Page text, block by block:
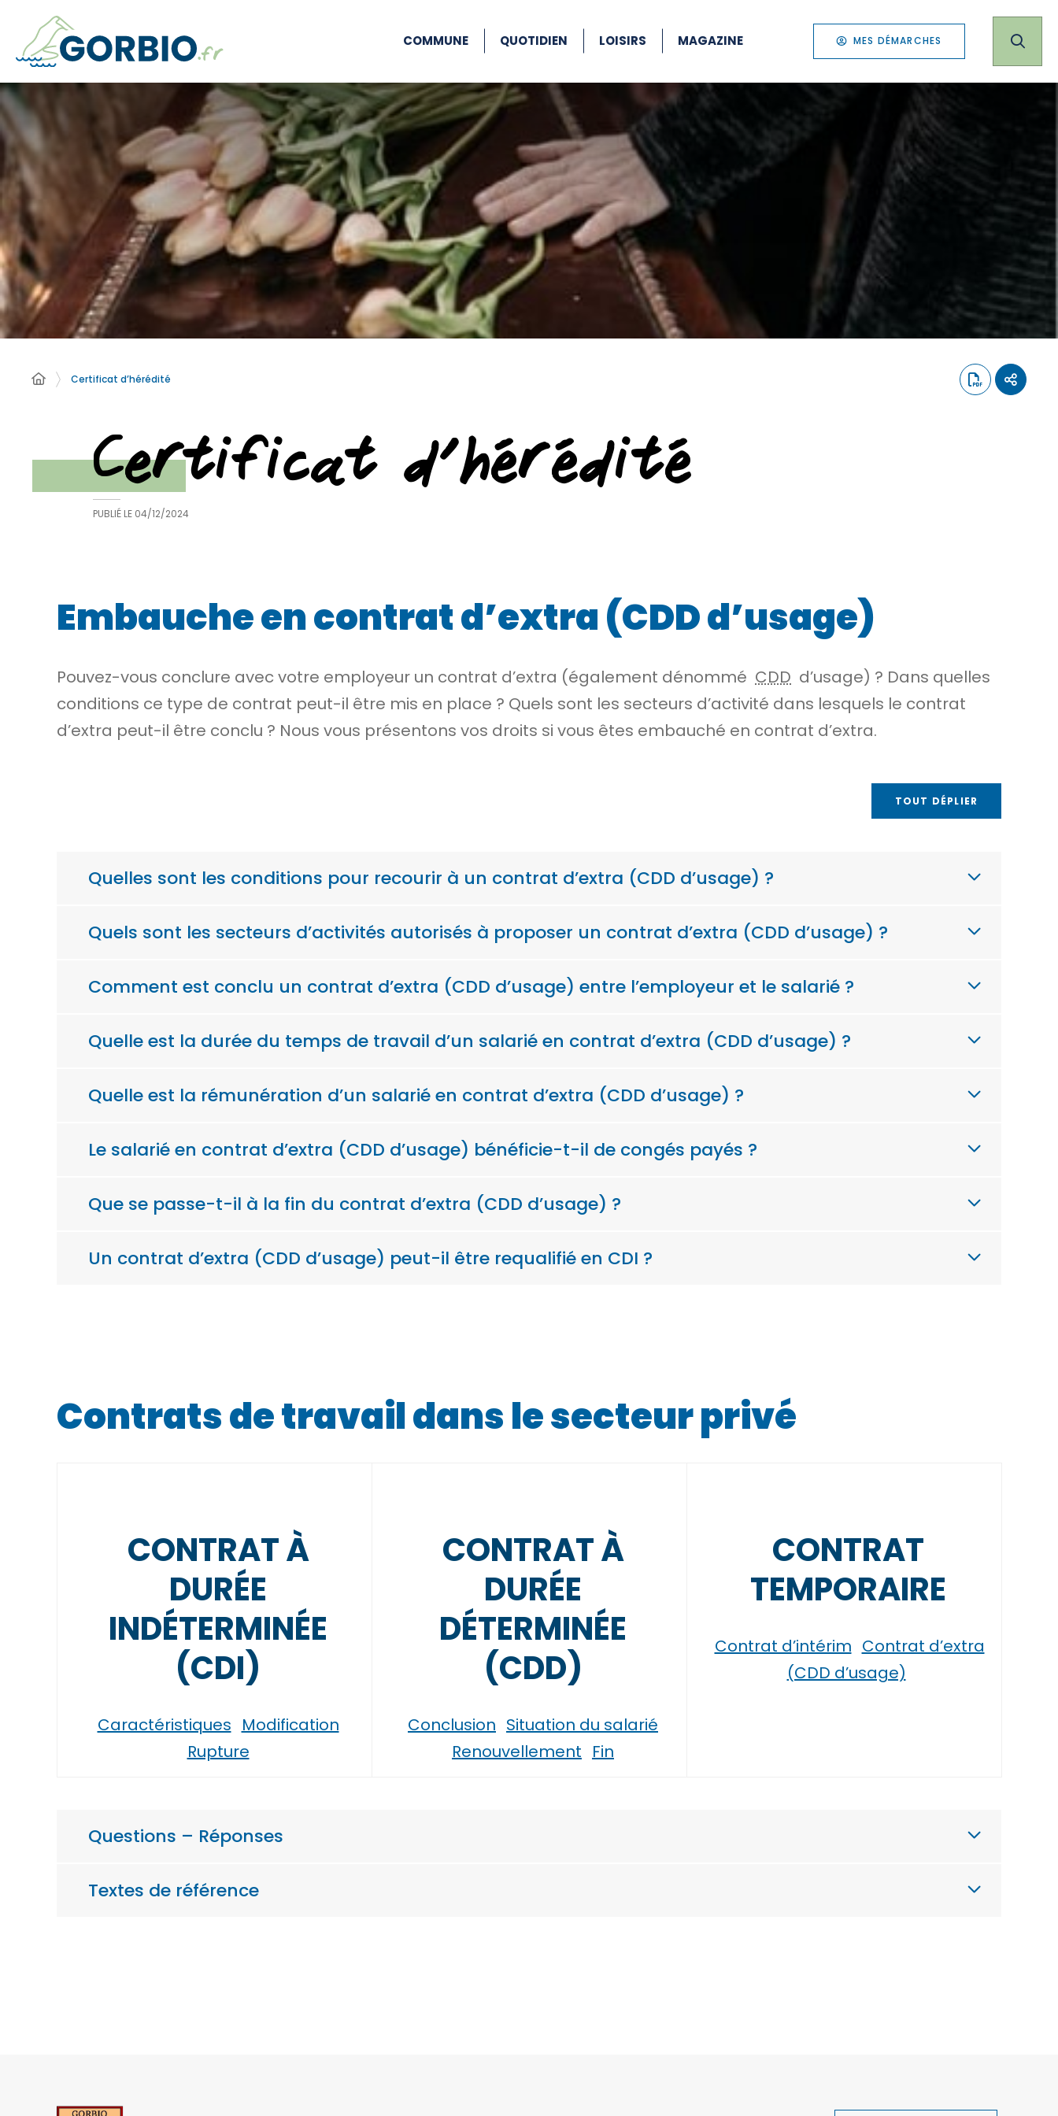
COMMUNE QUOTIDIEN LOISIRS MAGAZINE MES DÉMARCHES
Certificat d’hérédité
Certificat d’hérédité
PUBLIÉ LE 04/12/2024
Embauche en contrat d’extra (CDD d’usage)
Pouvez-vous conclure avec votre employeur un contrat d’extra (également dénommé CDD d’usage) ? Dans quelles
conditions ce type de contrat peut-il être mis en place ? Quels sont les secteurs d’activité dans lesquels le contrat
d’extra peut-il être conclu ? Nous vous présentons vos droits si vous êtes embauché en contrat d’extra.
TOUT DÉPLIER
Quelles sont les conditions pour recourir à un contrat d’extra (CDD d’usage) ?
Quels sont les secteurs d’activités autorisés à proposer un contrat d’extra (CDD d’usage) ?
Comment est conclu un contrat d’extra (CDD d’usage) entre l’employeur et le salarié ?
Quelle est la durée du temps de travail d’un salarié en contrat d’extra (CDD d’usage) ?
Quelle est la rémunération d’un salarié en contrat d’extra (CDD d’usage) ?
Le salarié en contrat d’extra (CDD d’usage) bénéficie-t-il de congés payés ?
Que se passe-t-il à la fin du contrat d’extra (CDD d’usage) ?
Un contrat d’extra (CDD d’usage) peut-il être requalifié en CDI ?
Contrats de travail dans le secteur privé
CONTRAT À
DURÉE
INDÉTERMINÉE
(CDI)
Caractéristiques Modification
Rupture
CONTRAT À
DURÉE
DÉTERMINÉE
(CDD)
Conclusion Situation du salarié
Renouvellement Fin
CONTRAT
TEMPORAIRE
Contrat d’intérim Contrat d’extra
(CDD d’usage)
Questions – Réponses
Textes de référence